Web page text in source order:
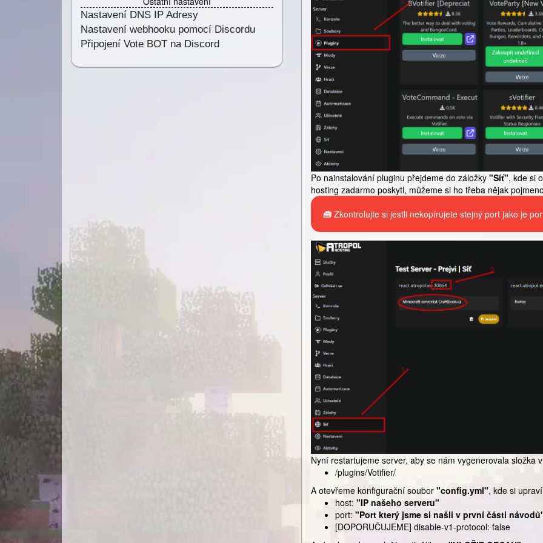
Nastavení DNS IP Adresy
Nastavení webhooku pomocí Discordu
Připojení Vote BOT na Discord
Po nainstalování pluginu přejdeme do záložky "Síť", kde si
hosting zadarmo poskytl, můžeme si ho třeba nějak
🧰 Zkontrolujte si jestli nekopírujete stejný port jako je
Nyní restartujeme server, aby se nám vygenerovala složka
/plugins/Votifier/
A otevřeme konfigurační soubor "config.yml", kde si
host: "IP našeho serveru"
port: "Port který jsme si našli v první části
[DOPORUČUJEME] disable-v1-protocol: false